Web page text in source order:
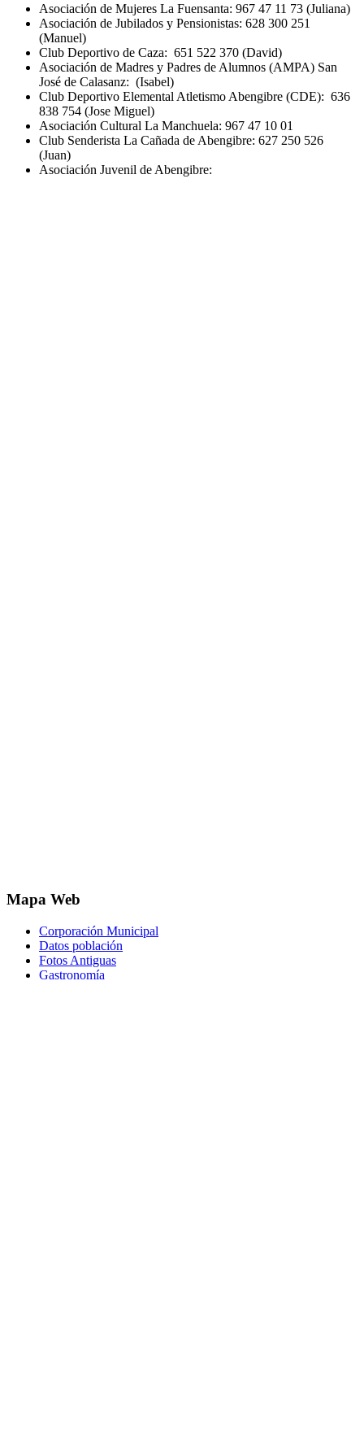
Asociación de Mujeres La Fuensanta: 967 47 11 73 (Juliana)
Asociación de Jubilados y Pensionistas: 628 300 251
(Manuel)
Club Deportivo de Caza: 651 522 370 (David)
Asociación de Madres y Padres de Alumnos (AMPA) San
José de Calasanz: (Isabel)
Club Deportivo Elemental Atletismo Abengibre (CDE): 636
838 754 (Jose Miguel)
Asociación Cultural La Manchuela: 967 47 10 01
Club Senderista La Cañada de Abengibre: 627 250 526
(Juan)
Asociación Juvenil de Abengibre:
Mapa Web
Corporación Municipal
Datos población
Fotos Antiguas
Gastronomía